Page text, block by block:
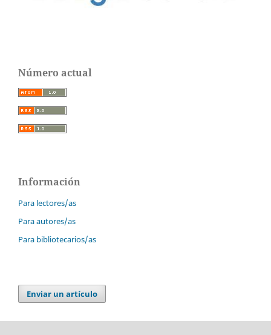
Número actual
Información
Para lectores/as
Para autores/as
Para bibliotecarios/as
Enviar un artículo